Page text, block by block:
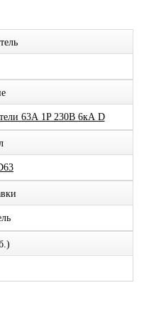
63А 1P 230В 6кА D